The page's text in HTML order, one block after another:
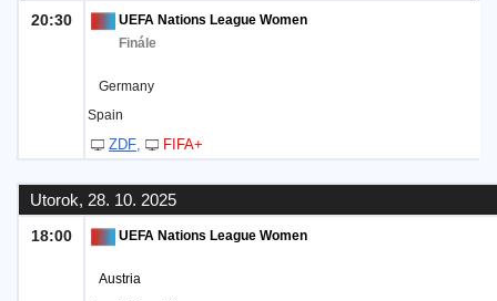
20:30
UEFA Nations League Women
Finále
Germany
Spain
ZDF FIFA+
Utorok, 28. 10. 2025
18:00 UEFA Nations League Women
Austria